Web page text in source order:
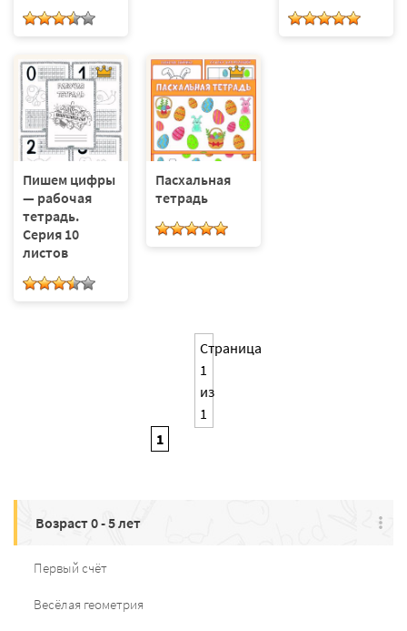
Пишем цифры
— рабочая
тетрадь.
Серия 10
листов
Пасхальная
тетрадь
Страница
1
из
1
1
Возраст 0 - 5 лет
Первый счёт
Весёлая геометрия